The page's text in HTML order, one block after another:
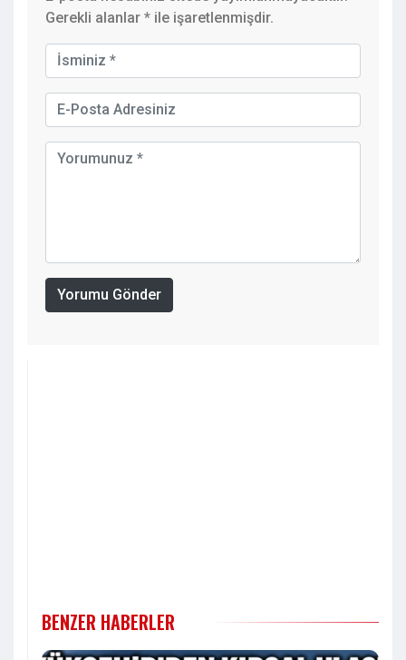
Gerekli alanlar * ile işaretlenmişdir.
Yorumu Gönder
BENZER HABERLER